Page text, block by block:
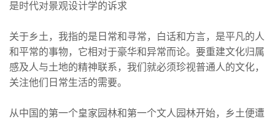
是时代对景观设计学的诉求
关于乡土，我指的是日常和寻常，白话和方言，是平凡的人
和平常的事物，它相对于豪华和异常而论。要重建文化归属
感及人与土地的精神联系，我们就必须珍视普通人的文化，
关注他们日常生活的需要。
从中国的第一个皇家园林和第一个文人园林开始，乡土便遭